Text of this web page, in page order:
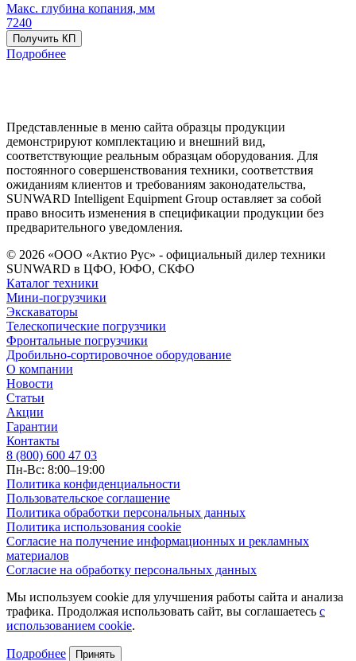
Макс. глубина копания, мм
7240
Получить КП
Подробнее
Представленные в меню сайта образцы продукции
демонстрируют комплектацию и внешний вид,
соответствующие реальным образцам оборудования. Для
постоянного совершенствования техники, соответствия
ожиданиям клиентов и требованиям законодательства,
SUNWARD Intelligent Equipment Group оставляет за собой
право вносить изменения в спецификации продукции без
предварительного уведомления.
© 2026 «ООО «Актио Рус» - официальный дилер техники
SUNWARD в ЦФО, ЮФО, СКФО
Каталог техники
Мини-погрузчики
Экскаваторы
Телескопические погрузчики
Фронтальные погрузчики
Дробильно-сортировочное оборудование
О компании
Новости
Статьи
Акции
Гарантии
Контакты
8 (800) 600 47 03
Пн-Вс: 8:00–19:00
Политика конфиденциальности
Пользовательское соглашение
Политика обработки персональных данных
Политика использования cookie
Согласие на получение информационных и рекламных
материалов
Согласие на обработку персональных данных
Мы используем cookie для улучшения работы сайта и анализа
трафика. Продолжая использовать сайт, вы соглашаетесь с
использованием cookie.
Подробнее Принять